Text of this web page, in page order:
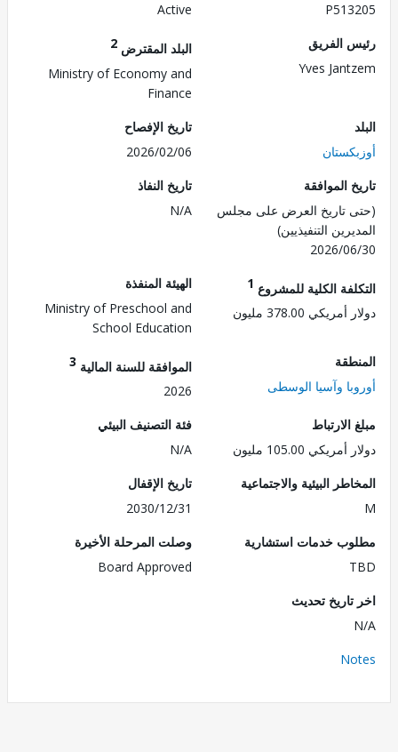
الفريق
Yves
البلد المقترض
Ministry of Economy and
تاريخ الإفصاح
2026/02/06
الموافقة
تاريخ العرض على مجلس
التنفيذيين)
2026/
تاريخ النفاذ
N/A
الكلية للمشروع1
378.00 مليون
الهيئة المنفذة
Ministry of Preschool and
School Education
وآسيا الوسطى
الموافقة للسنة المالية3
105.00 مليون
فئة التصنيف البيئي
N/A
البيئية والاجتماعية
تاريخ الإقفال
2030/12/31
خدمات استشارية
وصلت المرحلة الأخيرة
Board Approved
تحديث